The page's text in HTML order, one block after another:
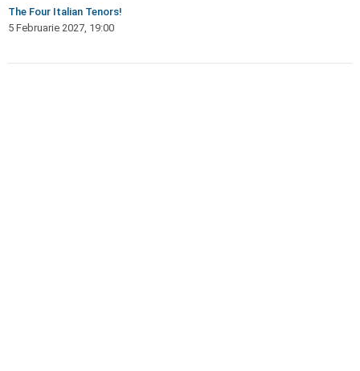
The Four Italian Tenors!
5 Februarie 2027, 19:00